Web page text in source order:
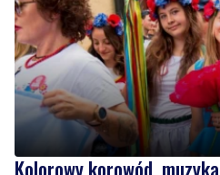
Kolorowy korowód,
Nadchodzi Święto Kociewia
Wiadomości